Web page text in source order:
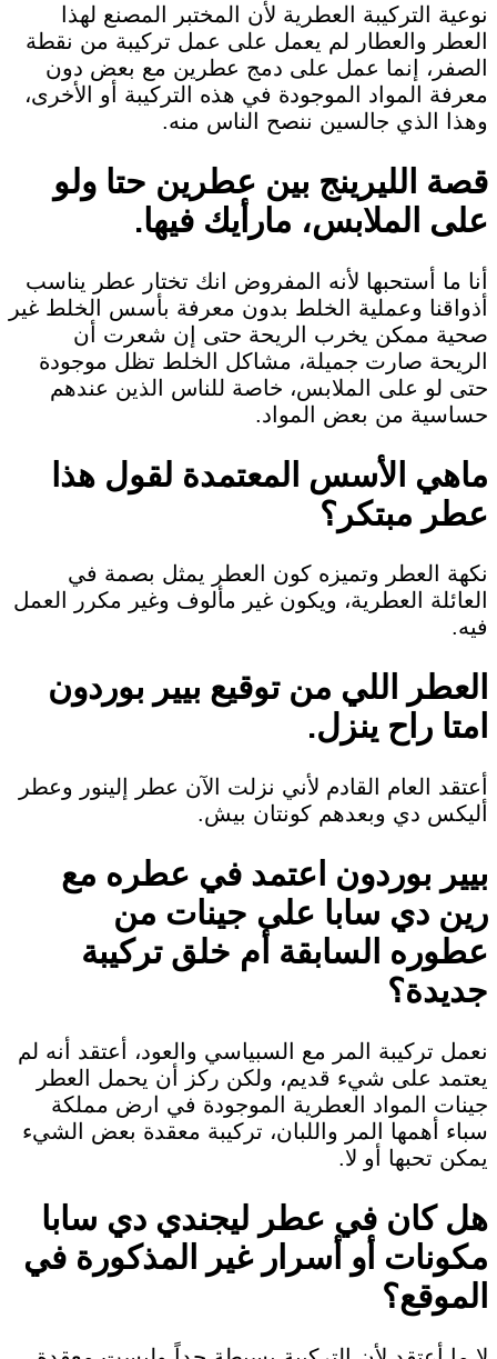
نوعية التركيبة العطرية لأن المختبر المصنع لهذا
العطر والعطار لم يعمل على عمل تركيبة من نقطة
الصفر، إنما عمل على دمج عطرين مع بعض دون
معرفة المواد الموجودة في هذه التركيبة أو الأخرى،
وهذا الذي جالسين ننصح الناس منه.
قصة الليرينج بين عطرين حتا ولو
على الملابس، مارأيك فيها.
أنا ما أستحبها لأنه المفروض انك تختار عطر يناسب
أذواقنا وعملية الخلط بدون معرفة بأسس الخلط غير
صحية ممكن يخرب الريحة حتى إن شعرت أن
الريحة صارت جميلة، مشاكل الخلط تظل موجودة
حتى لو على الملابس، خاصة للناس الذين عندهم
حساسية من بعض المواد.
ماهي الأسس المعتمدة لقول هذا
عطر مبتكر؟
نكهة العطر وتميزه كون العطر يمثل بصمة في
العائلة العطرية، ويكون غير مألوف وغير مكرر العمل
فيه.
العطر اللي من توقيع بيير بوردون
امتا راح ينزل.
أعتقد العام القادم لأني نزلت الآن عطر إلينور وعطر
أليكس دي وبعدهم كونتان بيش.
بيير بوردون اعتمد في عطره مع
رين دي سابا على جينات من
عطوره السابقة أم خلق تركيبة
جديدة؟
نعمل تركيبة المر مع السبياسي والعود، أعتقد أنه لم
يعتمد على شيء قديم، ولكن ركز أن يحمل العطر
جينات المواد العطرية الموجودة في ارض مملكة
سباء أهمها المر واللبان، تركيبة معقدة بعض الشيء
يمكن تحبها أو لا.
هل كان في عطر ليجندي دي سابا
مكونات أو أسرار غير المذكورة في
الموقع؟